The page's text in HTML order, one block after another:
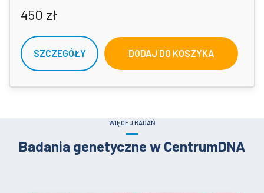
450 zł
SZCZEGÓŁY DODAJ DO KOSZYKA
WIĘCEJ BADAŃ
Badania genetyczne w CentrumDNA